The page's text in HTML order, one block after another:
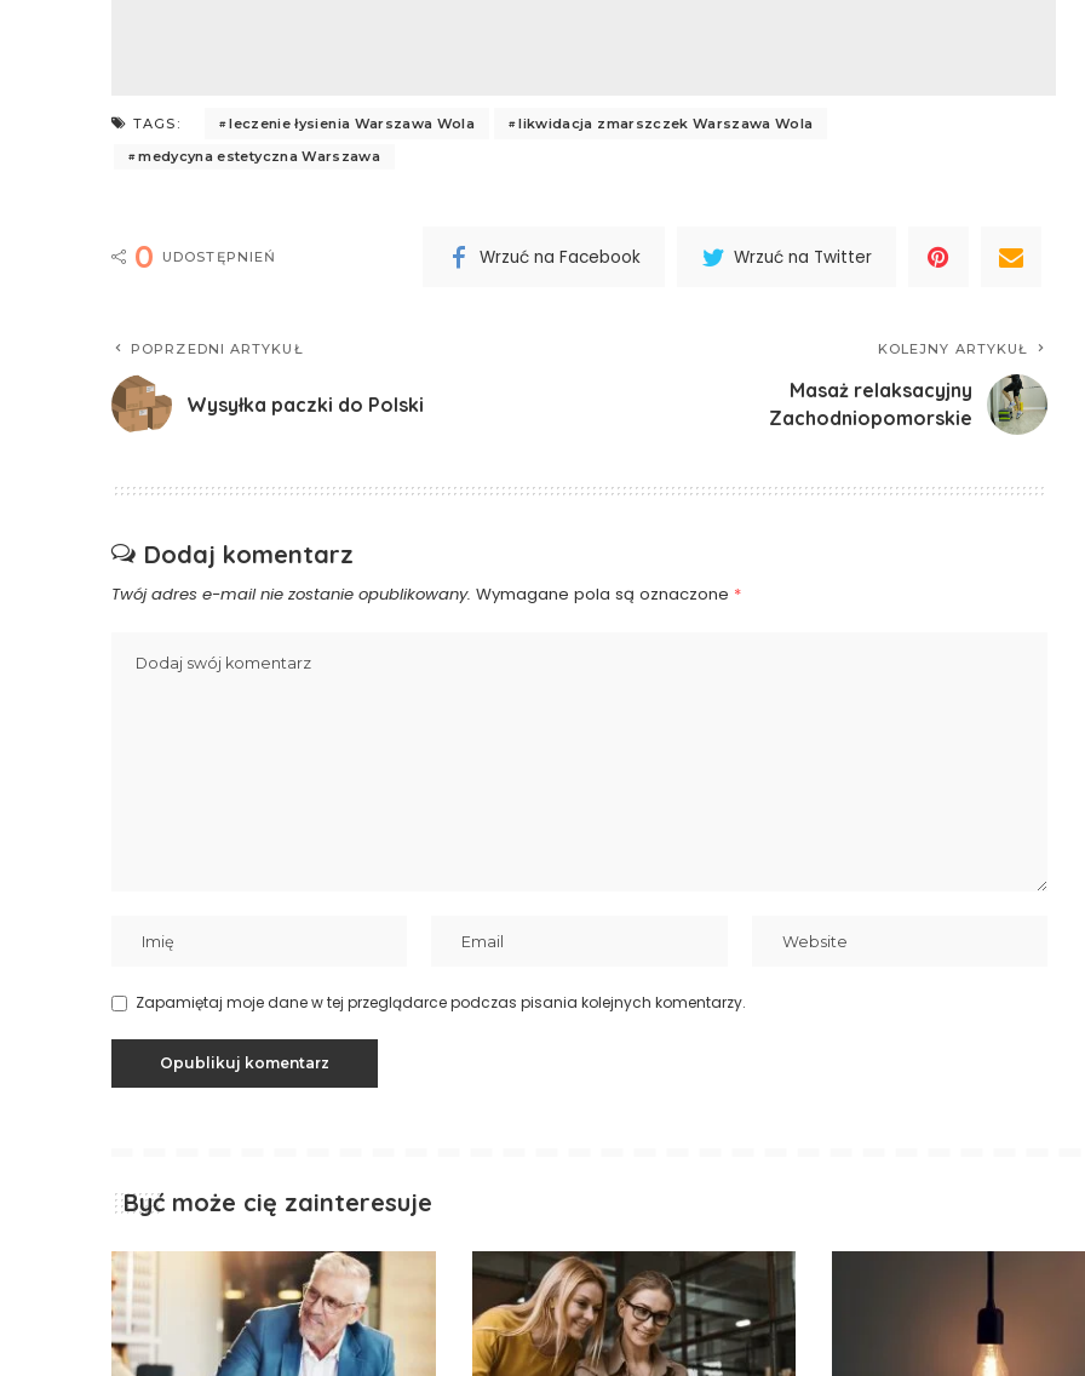
TAGS: leczenie łysienia Warszawa Wola
likwidacja zmarszczek Warszawa Wola
medycyna estetyczna Warszawa
0 UDOSTĘPNIEŃ Wrzuć na Facebook Wrzuć na Twitter
POPRZEDNI ARTYKUŁ
Wysyłka paczki do Polski
KOLEJNY ARTYKUŁ
Masaż relaksacyjny
Zachodniopomorskie
Dodaj komentarz
Twój adres e-mail nie zostanie opublikowany. Wymagane pola są oznaczone *
Zapamiętaj moje dane w tej przeglądarce podczas pisania kolejnych komentarzy.
Być może cię zainteresuje